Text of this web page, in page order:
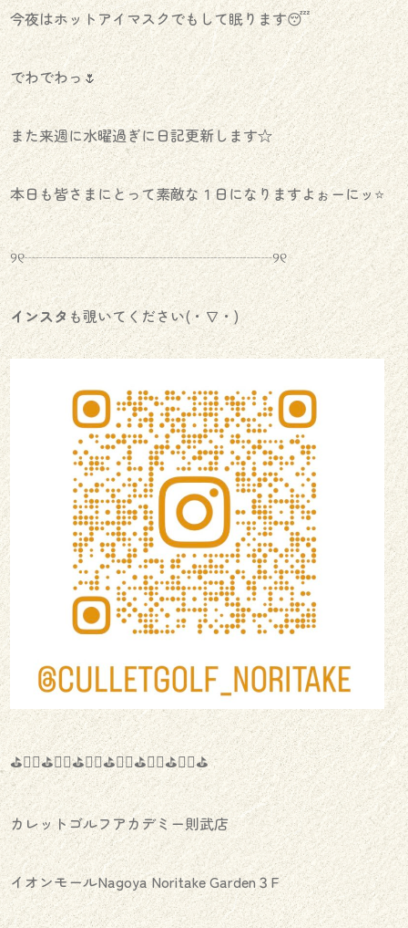
今夜はホットアイマスクでもして眠ります😴
でわでわっ🌷
また来週に水曜過ぎに日記更新します☆
本日も皆さまにとって素敵な１日になりますよぉーにッ⭐️
୨୧┈┈┈┈┈┈┈┈┈┈┈┈┈┈┈┈┈୨୧
インスタも覗いてください(・∇・)
⛳️🏌️‍♂️⛳️🏌️‍♀️⛳️🏌️‍♂️⛳️🏌️‍♀️⛳️🏌️‍♂️⛳️🏌️‍♀️⛳️
カレットゴルフアカデミー則武店
イオンモールNagoya Noritake Garden３F